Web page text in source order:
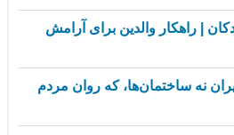
| راهکار والدین برای آرامش
نه ساختمان‌ها، که روان مردم